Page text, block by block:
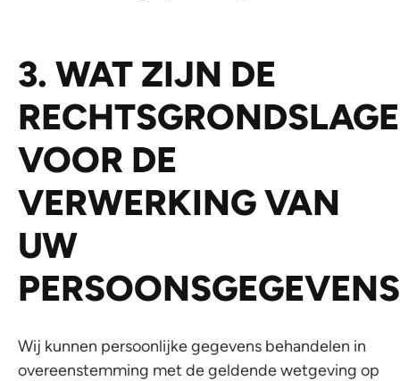
3. WAT ZIJN DE
VOOR DE
VERWERKING VAN
UW
PERSOONSGEGEVENS
Wij kunnen persoonlijke gegevens behandelen in
overeenstemming met de geldende wetgeving op